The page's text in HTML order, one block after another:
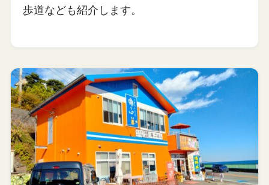
歩道なども紹介します。